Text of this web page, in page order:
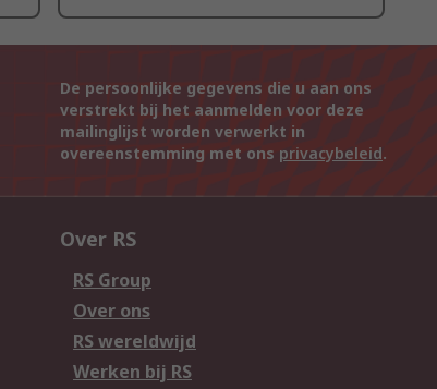
De persoonlijke gegevens die u aan ons
verstrekt bij het aanmelden voor deze
mailinglijst worden verwerkt in
overeenstemming met ons privacybeleid.
Over RS
RS Group
Over ons
RS wereldwijd
Werken bij RS